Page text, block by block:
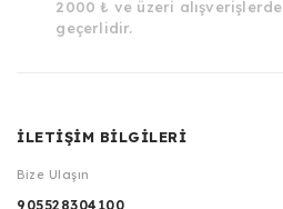
2000 ₺ ve üzeri alışverişlerde
geçerlidir.
İLETİŞİM BİLGİLERİ
Bize Ulaşın
905528304100